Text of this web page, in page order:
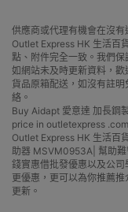
供應商或代理有機會在沒有
Outlet Express HK 生活百
點、附件完全一致。我們保
如網站未及時更新資料，歡
貨品原箱配送，如沒有註
絡。
Buy Aidapt 愛意達 加長鋼
price in outletexpress
Outlet Express HK 生活百
助器 MSVM0953A| 幫助難
錢實惠借批發優惠以及公
更優惠，更可以為你推薦
更新。